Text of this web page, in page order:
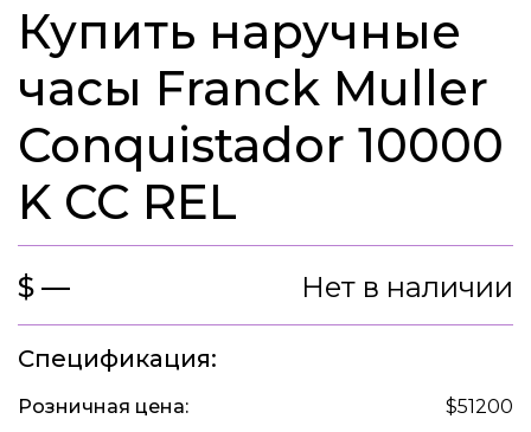
Купить наручные
часы Franck Muller
Conquistador 10000
K CC REL
$ — Нет в наличии
Спецификация:
Розничная цена:
$51200